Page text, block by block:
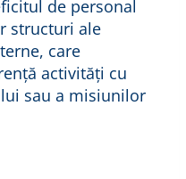
de personal
structuri ale
care
activități cu
sau a misiunilor